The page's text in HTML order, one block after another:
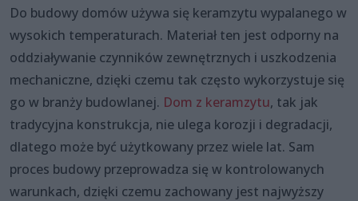
Do budowy domów używa się keramzytu wypalanego w
wysokich temperaturach. Materiał ten jest odporny na
oddziaływanie czynników zewnętrznych i uszkodzenia
mechaniczne, dzięki czemu tak często wykorzystuje się
go w branży budowlanej. Dom z keramzytu, tak jak
tradycyjna konstrukcja, nie ulega korozji i degradacji,
dlatego może być użytkowany przez wiele lat. Sam
proces budowy przeprowadza się w kontrolowanych
warunkach, dzięki czemu zachowany jest najwyższy